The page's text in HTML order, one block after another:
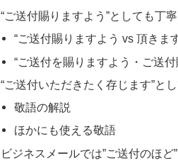
“ご送付賜りますよう”としても丁寧
“ご送付賜りますよう vs 頂きま
“ご送付を賜りますよう・ご送
“ご送付いただきたく存じます”と
敬語の解説
ほかにも使える敬語
ビジネスメールでは”ご送付のほど